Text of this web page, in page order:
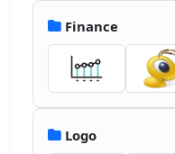
2.691-1.579 69.7
2.511-.469-5.024-
35.913 0-65.059
15.612 5.727
49.1
67.659-64.013-
30.05-53.988m-
Finance
Logo